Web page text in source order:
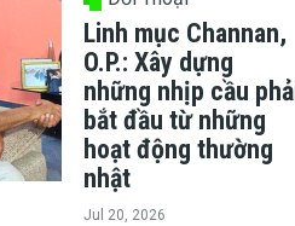
Linh mục Channan,
O.P.: Xây dựng
những nhịp cầu
bắt đầu từ những
hoạt động thường
nhật
Jul 20, 2026